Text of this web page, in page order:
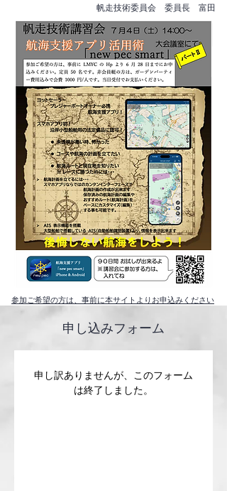
帆走技術委員会 委員長 富田
参加ご希望の方は、事前に本サイトよりお申込みください
申し込みフォーム
申し訳ありませんが、このフォーム
は終了しました。